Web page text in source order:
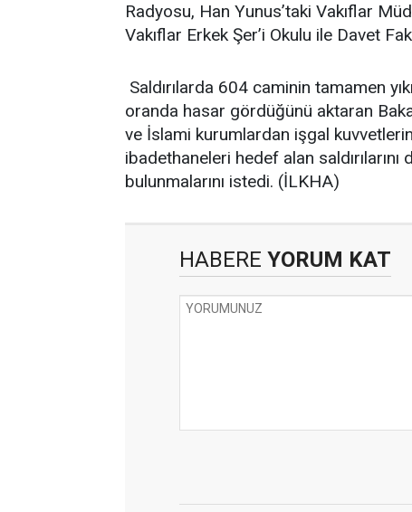
Radyosu, Han Yunus’taki Vakıflar
Vakıflar Erkek Şer’i Okulu ile Davet
Saldırılarda 604 caminin tamamen
oranda hasar gördüğünü aktaran
ve İslami kurumlardan işgal
ibadethaneleri hedef alan
bulunmalarını istedi. (İLKHA)
HABERE YORUM KAT